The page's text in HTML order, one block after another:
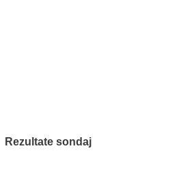
Rezultate sondaj